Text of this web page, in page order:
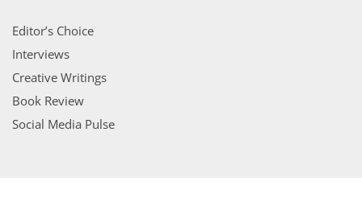
Editor’s Choice
Interviews
Creative Writings
Book Review
Social Media Pulse